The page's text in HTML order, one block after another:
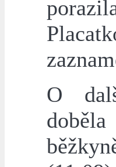
O